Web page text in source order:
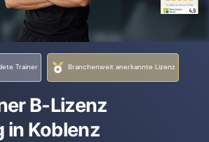
Trainer Branchenweit anerkannte Lizenz
B-Lizenz
in Koblenz